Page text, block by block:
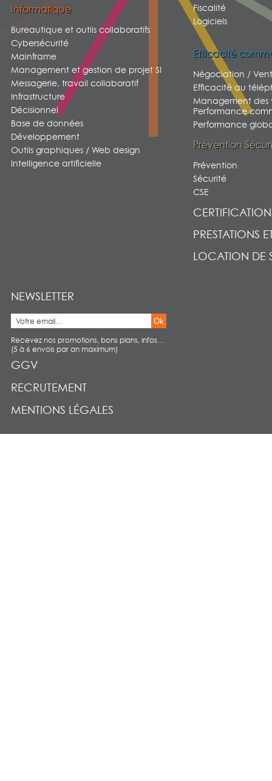
Informatique
Bureautique et outils collaboratifs
Cybersécurité
Mainframe
Management et gestion de projet SI
Messagerie, travail collaboratif
Infrastructure
Décisionnel
Base de données
Développement
Outils graphiques / Web design
Intelligence artificielle
Fiscalité
Logiciels
Efficacité
Négociation /
Efficacité au
Management des
Performance
Performance
Prévention
Prévention
Sécurité
CSE
PRESTATIONS
LOCATION DE
NEWSLETTER
Ok
Recevez nos promotions, bons plans, infos…
(5 à 6 envois par an maximum)
RECRUTEMENT
MENTIONS LÉGALES
GGV